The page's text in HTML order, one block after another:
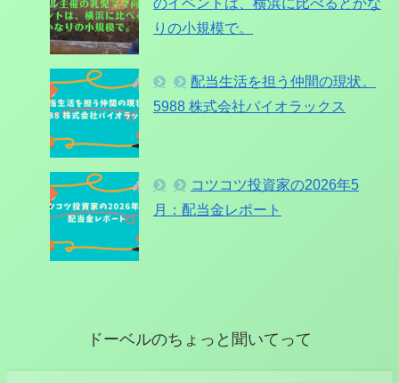
のイベントは、横浜に比べるとかな
りの小規模で。
配当生活を担う仲間の現状。
5988 株式会社パイオラックス
コツコツ投資家の2026年5
月：配当金レポート
ドーベルのちょっと聞いてって